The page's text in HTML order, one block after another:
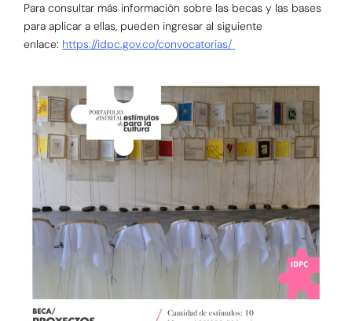
Para consultar más información sobre las becas y las bases
para aplicar a ellas, pueden ingresar al siguiente
enlace: https://idpc.gov.co/convocatorias/